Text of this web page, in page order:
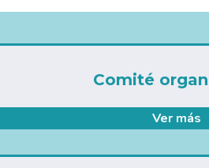
Comité
Ver más